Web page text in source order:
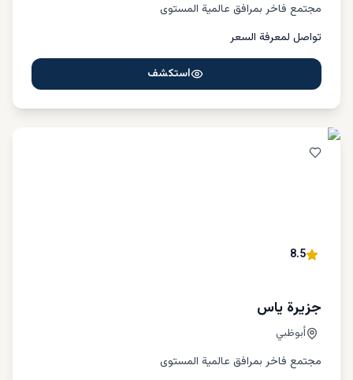
مجتمع فاخر بمرافق عالمية المستوى
تواصل لمعرفة السعر
استكشف
8.5
جزيرة ياس
أبوظبي
مجتمع فاخر بمرافق عالمية المستوى